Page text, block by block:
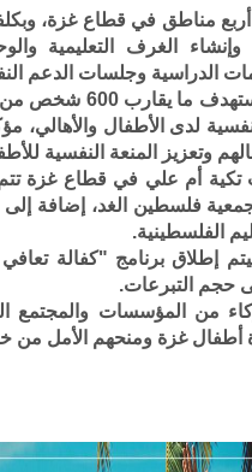
الغرف التعليمية
الدراسية وجلسات الدعم
كما أشارت إلى أن
لدى الأطفال والأهالي،
وتعزيز المنعة النفسية
أم علي في قطاع غزة تتم
فلسطين الغد، إضافة إلى
الفلسطينية.
إطلاق برنامج "كفالة
حجم التبرعات.
من المؤسسات والمجتمع
أطفال غزة ومنحهم الأمل من